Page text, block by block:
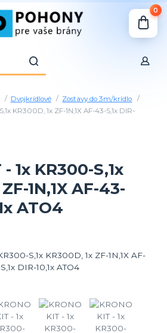
0
Dvojkrídlové
Zostavy do 3m/krídlo
KR300D, 1x ZF-1N,1X AF-43-S,1x DIR-
1x KR300-S,1x
1N,1X AF-43-
ATO4